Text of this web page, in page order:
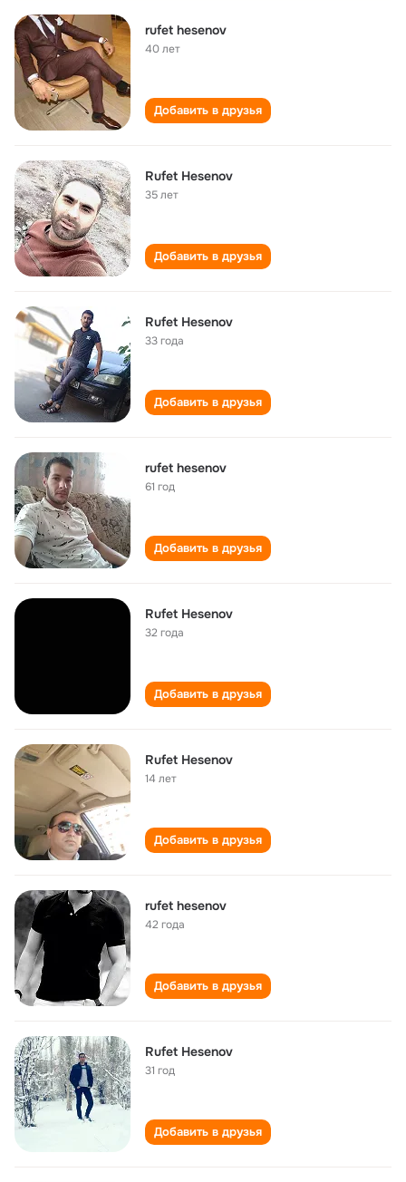
rufet hesenov
40 лет
Добавить в друзья
Rufet Hesenov
35 лет
Добавить в друзья
Rufet Hesenov
33 года
Добавить в друзья
rufet hesenov
61 год
Добавить в друзья
Rufet Hesenov
32 года
Добавить в друзья
Rufet Hesenov
14 лет
Добавить в друзья
rufet hesenov
42 года
Добавить в друзья
Rufet Hesenov
31 год
Добавить в друзья